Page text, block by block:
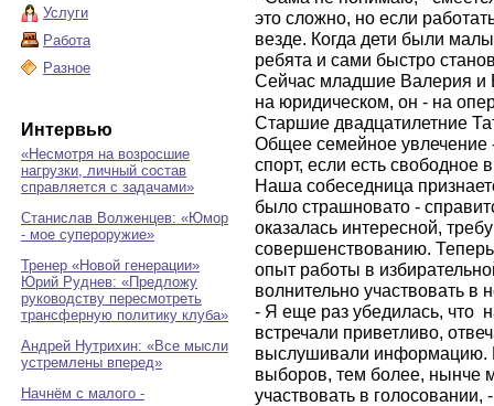
Услуги
Работа
Разное
Интервью
«Несмотря на возросшие
нагрузки, личный состав
справляется с задачами»
Станислав Волженцев: «Юмор
- мое супероружие»
Тренер «Новой генерации»
Юрий Руднев: «Предложу
руководству пересмотреть
трансферную политику клуба»
Андрей Нутрихин: «Все мысли
устремлены вперед»
Начнём с малого -
это сложно, но если
везде. Когда дети были
ребята и сами быстро
Сейчас младшие Валерия и
на юридическом, он - на
Старшие двадцатилетние
Общее семейное увлечение
спорт, если есть свободное
Наша собеседница
было страшновато -
оказалась интересной,
совершенствованию.
опыт работы в
волнительно участвовать
- Я еще раз убедилась, что
встречали приветливо,
выслушивали информацию.
выборов, тем более, нынче
участвовать в голосовании,